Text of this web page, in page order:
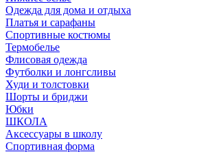
Одежда для дома и отдыха
Платья и сарафаны
Спортивные костюмы
Термобелье
Флисовая одежда
Футболки и лонгсливы
Худи и толстовки
Шорты и бриджи
Юбки
ШКОЛА
Аксессуары в школу
Спортивная форма